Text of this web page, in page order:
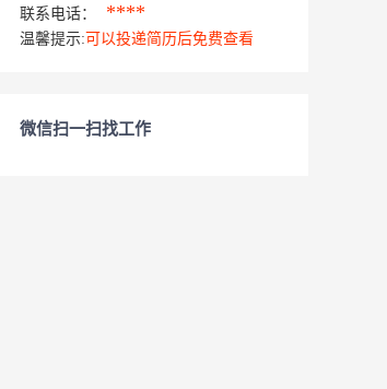
联系电话： ****
温馨提示: 可以投递简历后免费查看
微信扫一扫找工作